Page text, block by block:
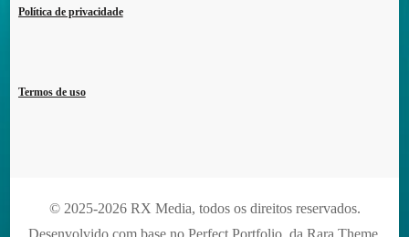
Política de privacidade
Termos de uso
© 2025-2026 RX Media, todos os direitos reservados.
Desenvolvido com base no Perfect Portfolio, da Rara Theme.